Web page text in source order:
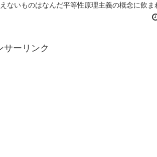
えないものはなんだ平等性原理主義の概念に飲
サーリンク